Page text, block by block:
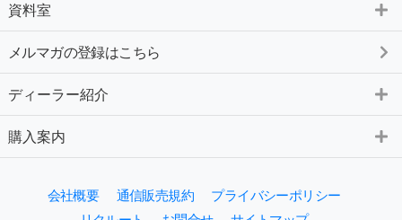
資料室
メルマガの登録はこちら
ディーラー紹介
購入案内
会社概要 通信販売規約
プライバシーポリシー